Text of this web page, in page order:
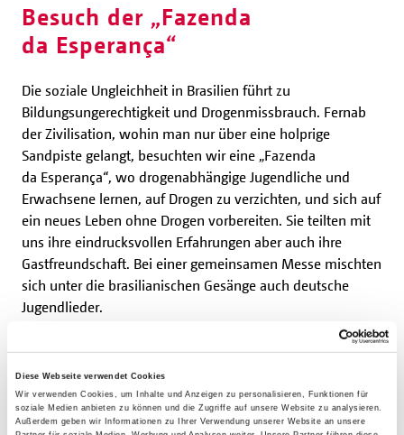
Diese Webseite verwendet Cookies
Wir verwenden Cookies, um Inhalte und Anzeigen zu personalisieren, Funktionen für
soziale Medien anbieten zu können und die Zugriffe auf unsere Website zu analysieren.
Außerdem geben wir Informationen zu Ihrer Verwendung unserer Website an unsere
Besuch der „Fazenda
da Esperança“
Die soziale Ungleichheit in Brasilien führt zu
Bildungsungerechtigkeit und Drogenmissbrauch. Fernab
der Zivilisation, wohin man nur über eine holprige
Sandpiste gelangt, besuchten wir eine „Fazenda
da Esperança“, wo drogenabhängige Jugendliche und
Erwachsene lernen, auf Drogen zu verzichten, und sich auf
ein neues Leben ohne Drogen vorbereiten. Sie teilten mit
uns ihre eindrucksvollen Erfahrungen aber auch ihre
Gastfreundschaft. Bei einer gemeinsamen Messe mischten
sich unter die brasilianischen Gesänge auch deutsche
Jugendlieder.
An einem anderen Tag lernten wir ein Schulprojekt für
Jungen zwischen 13 und 18 Jahren kennen,
die überwiegend aus armen Familien stammen. Den
Schülern wird dort die Möglichkeit geboten, einen Beruf